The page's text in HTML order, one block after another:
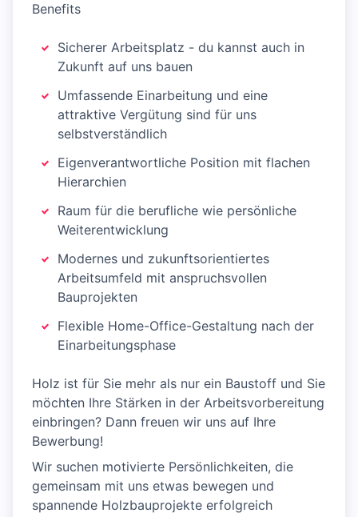
Benefits
Sicherer Arbeitsplatz - du kannst auch in
Zukunft auf uns bauen
Umfassende Einarbeitung und eine
attraktive Vergütung sind für uns
selbstverständlich
Eigenverantwortliche Position mit flachen
Hierarchien
Raum für die berufliche wie persönliche
Weiterentwicklung
Modernes und zukunftsorientiertes
Arbeitsumfeld mit anspruchsvollen
Bauprojekten
Flexible Home-Office-Gestaltung nach der
Einarbeitungsphase
Holz ist für Sie mehr als nur ein Baustoff und Sie
möchten Ihre Stärken in der Arbeitsvorbereitung
einbringen? Dann freuen wir uns auf Ihre
Bewerbung!
Wir suchen motivierte Persönlichkeiten, die
gemeinsam mit uns etwas bewegen und
spannende Holzbauprojekte erfolgreich